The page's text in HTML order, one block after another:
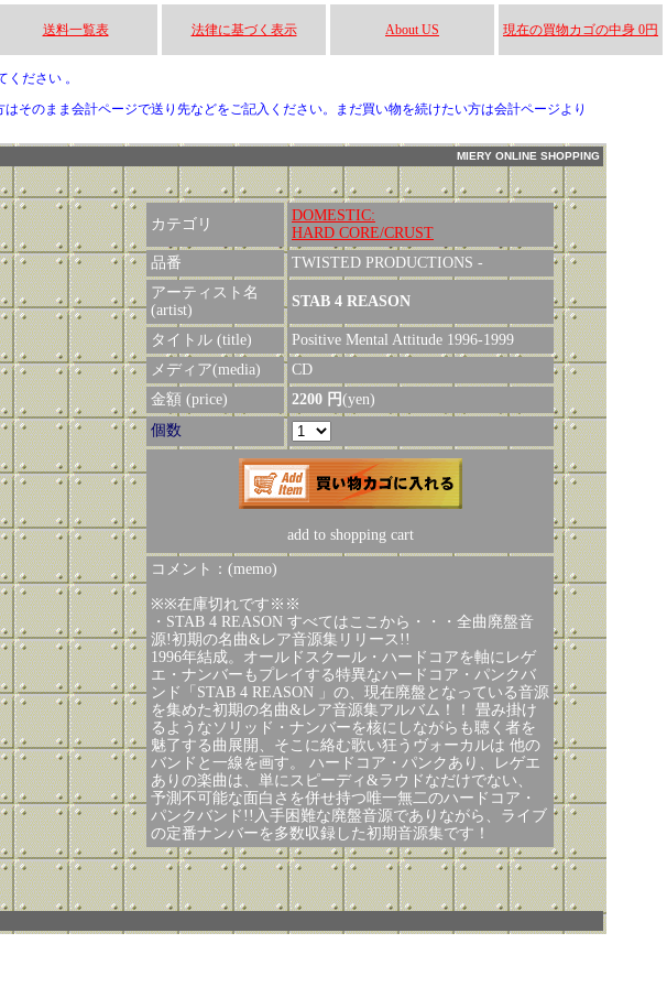
送料一覧表 法律に基づく表示 About US 現在の買物カゴの中身 0円
ください 。
そのまま会計ページで送り先などをご記入ください。まだ買い物を続けたい方は会計ページより
MIERY ONLINE SHOPPING
カテゴリ
DOMESTIC:
HARD CORE/CRUST
品番
TWISTED PRODUCTIONS -
アーティスト名
(artist)
STAB 4 REASON
タイトル (title)
Positive Mental Attitude 1996-1999
メディア(media)
CD
金額 (price)
2200 円(yen)
個数
add to shopping cart
コメント：(memo)
※※在庫切れです※※
・STAB 4 REASON すべてはここから・・・全曲廃盤音
源!初期の名曲&レア音源集リリース!!
1996年結成。オールドスクール・ハードコアを軸にレゲ
エ・ナンバーもプレイする特異なハードコア・パンクバ
ンド「STAB 4 REASON 」の、現在廃盤となっている音源
を集めた初期の名曲&レア音源集アルバム！！ 畳み掛け
るようなソリッド・ナンバーを核にしながらも聴く者を
魅了する曲展開、そこに絡む歌い狂うヴォーカルは 他の
バンドと一線を画す。 ハードコア・パンクあり、レゲエ
ありの楽曲は、単にスピーディ&ラウドなだけでない、
予測不可能な面白さを併せ持つ唯一無二のハードコア・
パンクバンド!!入手困難な廃盤音源でありながら、ライブ
の定番ナンバーを多数収録した初期音源集です！